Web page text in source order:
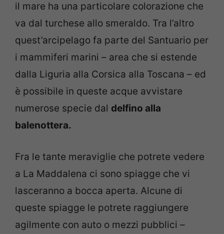
il mare ha una particolare colorazione che
va dal turchese allo smeraldo. Tra l’altro
quest’arcipelago fa parte del Santuario per
i mammiferi marini – area che si estende
dalla Liguria alla Corsica alla Toscana – ed
è possibile in queste acque avvistare
numerose specie dal delfino alla
balenottera.
Fra le tante meraviglie che potrete vedere
a La Maddalena ci sono spiagge che vi
lasceranno a bocca aperta. Alcune di
queste spiagge le potrete raggiungere
agilmente con auto o mezzi pubblici –